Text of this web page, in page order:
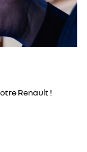
Renault !